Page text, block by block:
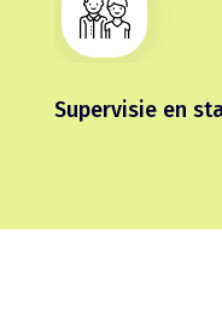
Supervisie en